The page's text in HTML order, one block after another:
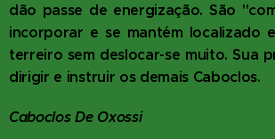
dão passe de energização. São
incorporar e se mantém localizado
terreiro sem deslocar-se muito. Sua
dirigir e instruir os demais Caboclos.
Caboclos De Oxossi